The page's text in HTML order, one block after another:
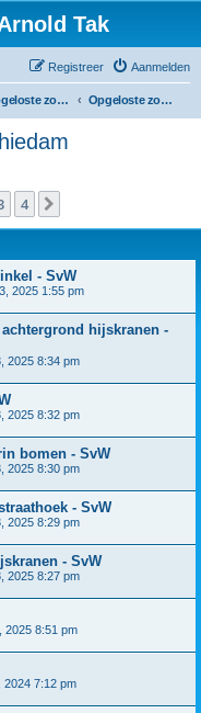
Tak
Aanmelden
Registreer
Opgeloste zoekplaatjes in Zuid-Holland Opgeloste zoekplaatjes in Schiedam
4
- SvW
2025 1:55 pm
hijskranen -
2025 8:34 pm
2025 8:32 pm
bomen - SvW
2025 8:30 pm
- SvW
2025 8:29 pm
- SvW
2025 8:27 pm
2025 8:51 pm
2024 7:12 pm